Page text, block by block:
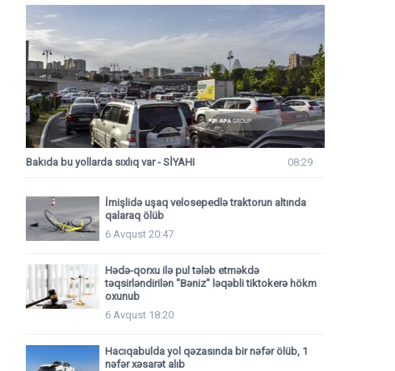
Bakıda bu yollarda sıxlıq var - SİYAHI 08:29
İmişlidə uşaq velosepedlə traktorun altında
qalaraq ölüb
6 Avqust 20:47
Hədə-qorxu ilə pul tələb etməkdə
təqsirləndirilən "Bəniz" ləqəbli tiktokerə hökm
oxunub
6 Avqust 18:20
Hacıqabulda yol qəzasında bir nəfər ölüb, 1
nəfər xəsarət alıb